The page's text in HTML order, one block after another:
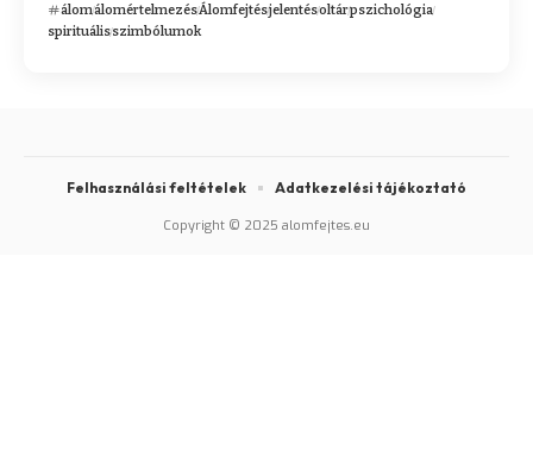
álomálomértelmezésÁlomfejtésjelentésoltárpszichológia
spirituálisszimbólumok
Copyright © 2025 alomfejtes.eu
Felhasználási feltételek Adatkezelési tájékoztató